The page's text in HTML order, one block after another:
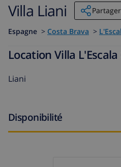
Villa Liani Partager
Espagne > Costa Brava >
Location Villa
Liani
Disponibilité